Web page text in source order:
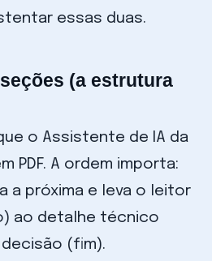
essas duas.
(a estrutura
o Assistente de IA da
PDF. A ordem importa:
a próxima e leva o leitor
ao detalhe técnico
(fim).